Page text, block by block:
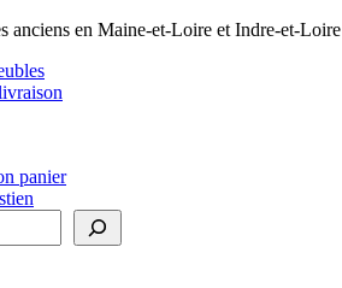
anciens en Maine-et-Loire et Indre-et-Loire